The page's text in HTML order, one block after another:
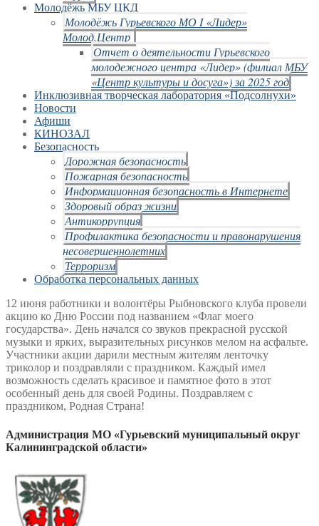
Молодёжь МБУ ЦКД
Молодёжь Гурьевского МО I «Лидер»
Молод.Центр
Отчет о деятельности Гурьевского
молодежного центра «Лидер» (филиал МБУ
«Центр культуры и досуга») за 2025 год
Инклюзивная творческая лаборатория «Подсолнухи»
Новости
Афиши
КИНОЗАЛ
Безопасность
Дорожная безопасность
Пожарная безопасность
Информационная безопасность в Интернете
Здоровый образ жизни
Антикоррупция
Профилактика безопасности и правонарушения
несовершеннолетних
Терроризм
Обработка персональных данных
12 июня работники и волонтёры Рыбновского клуба провели
акцию ко Дню России под названием «Флаг моего
государства». День начался со звуков прекрасной русской
музыки и ярких, выразительных рисунков мелом на асфальте.
Участники акции дарили местным жителям ленточку
триколор и поздравляли с праздником. Каждый имел
возможность сделать красивое и памятное фото в этот
особенный день для своей Родины. Поздравляем с
праздником, Родная Страна!
Администрация МО «Гурьевский муниципальный округ
Калининградской области»